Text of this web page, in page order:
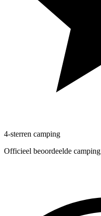
4-sterren camping
Officieel beoordeelde camping